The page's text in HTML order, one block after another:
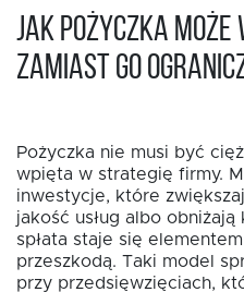
Jak pożyczka
zamiast go
Pożyczka nie musi być
wpięta w strategię firmy.
inwestycje, które
jakość usług albo
spłata staje się
przeszkodą. Taki model
przy przedsięwzięciach,